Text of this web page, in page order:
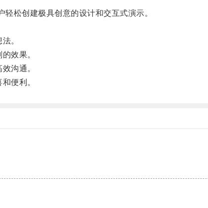
松创建极具创意的设计和交互式演示。
。
效果。
沟通。
便利。